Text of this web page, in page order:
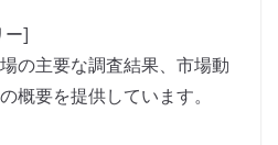
ー]
の主要な調査結果、市場動
概要を提供しています。